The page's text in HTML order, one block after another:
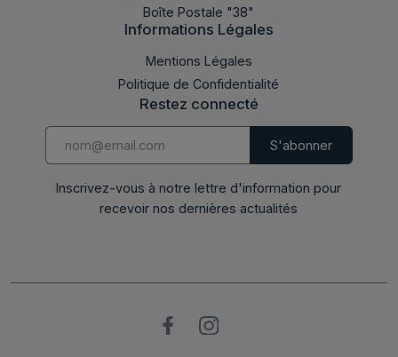
LABDOC 2025
Boîte Postale "38"
Informations Légales
Mentions Légales
Politique de Confidentialité
Restez connecté
Inscrivez-vous à notre lettre d'information pour
recevoir nos dernières actualités